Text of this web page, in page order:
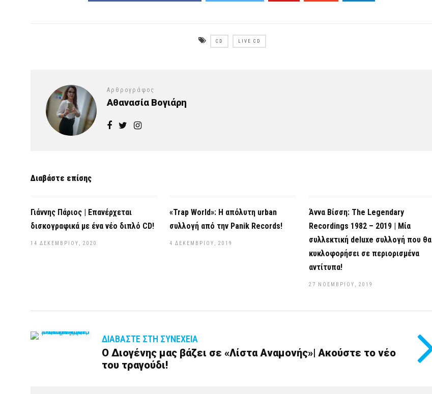
CD LIVE CD
Αρθρογράφος
Αθανασία Βογιάρη
Διαβάστε επίσης
Γιάννης Πάριος | Επανέρχεται
δισκογραφικά με ένα νέο διπλό CD!
14 ΔΕΚΕΜΒΡΊΟΥ, 2020
«Trap World»: Η απόλυτη urban
συλλογή από την Panik Records!
4 ΔΕΚΕΜΒΡΊΟΥ, 2019
Άννα Βίσση: The Legendary
Recordings 1982 – 2019 | Μία
συλλεκτική deluxe συλλογή που θα
κυκλοφορήσει σε περιορισμένα
αντίτυπα!
27 ΝΟΕΜΒΡΊΟΥ, 2019
ΔΙΑΒΆΣΤΕ ΣΤΗ ΣΥΝΈΧΕΙΑ
Ο Διογένης μας βάζει σε «Λίστα Αναμονής»| Ακούστε το νέο
του τραγούδι!